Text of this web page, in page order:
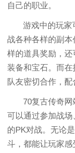
自己的职业。
游戏中的玩家
战各种各样的副
样的道具奖励，
装备和宝石。而
队友密切合作，配
70复古传奇
可以通过参加战
的PK对战。无论
斗，都能让玩家感